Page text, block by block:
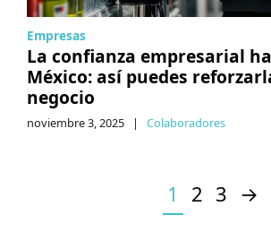
Empresas
La confianza empresarial
México: así puedes
negocio
noviembre 3, 2025 | Colaboradores
1 2 3 →